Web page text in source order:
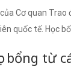
của Cơ quan
quốc tế. Học
bổng từ